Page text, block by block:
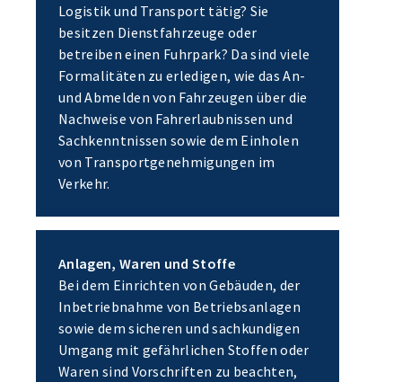
Logistik und Transport tätig? Sie
besitzen Dienstfahrzeuge oder
betreiben einen Fuhrpark? Da sind viele
Formalitäten zu erledigen, wie das An-
und Abmelden von Fahrzeugen über die
Nachweise von Fahrerlaubnissen und
Sachkenntnissen sowie dem Einholen
von Transportgenehmigungen im
Verkehr.
Anlagen, Waren und Stoffe
Bei dem Einrichten von Gebäuden, der
Inbetriebnahme von Betriebsanlagen
sowie dem sicheren und sachkundigen
Umgang mit gefährlichen Stoffen oder
Waren sind Vorschriften zu beachten,